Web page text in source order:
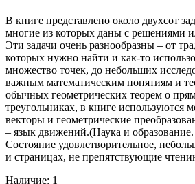
В книге представлено около двухсот
многие из которых даны с решениями
Эти задачи очень разнообразны – от
которых нужно найти и как-то
множество точек, до небольших
важным математическим понятиям и
обычных геометрических теорем о
треугольниках, в книге используются
векторы и геометрические
– язык движений.(Наука и
Состояние удовлетворительное,
и страницах, не препятствующие
Наличие: 1